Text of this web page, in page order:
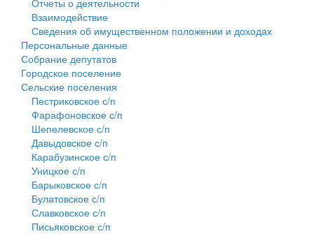
Взаимодействие
Сведения об имущественном положении и доходах
Персональные данные
Собрание депутатов
Городское поселение
Сельские поселения
Пестриковское с/п
Фарафоновское с/п
Шепелевское с/п
Давыдовское с/п
Карабузинское с/п
Уницкое с/п
Барыковское с/п
Булатовское с/п
Славковское с/п
Письяковское с/п